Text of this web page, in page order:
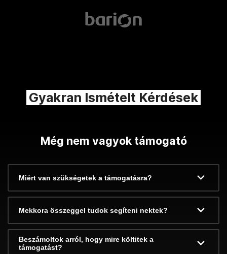
Gyakran Ismételt Kérdések
Még nem vagyok támogató
Miért van szükségetek a támogatásra?
Mekkora összeggel tudok segíteni nektek?
Beszámoltok arról, hogy mire költitek a
támogatást?